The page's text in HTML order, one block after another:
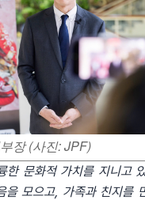
장 (사진: JPF)
한 문화적 가치를 지니고
을 모으고, 가족과 친지를